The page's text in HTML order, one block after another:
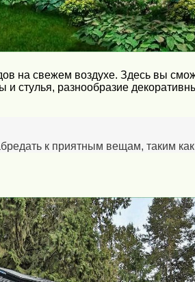
на свежем воздухе. Здесь вы
стулья, разнообразие
к приятным вещам, таким